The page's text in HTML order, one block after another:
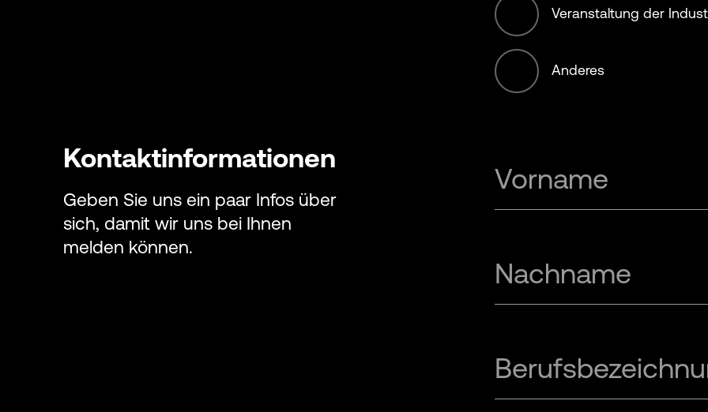
Offset
Retail
Transportation
Veranstaltung der
Anderes
Kontaktinformationen
Geben Sie uns ein paar Infos über
sich, damit wir uns bei Ihnen
melden können.
Vorname
Nachname